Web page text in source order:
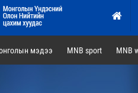
мэдээ MNB sport MNB